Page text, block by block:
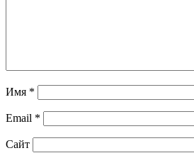
Имя *
Email *
Сайт